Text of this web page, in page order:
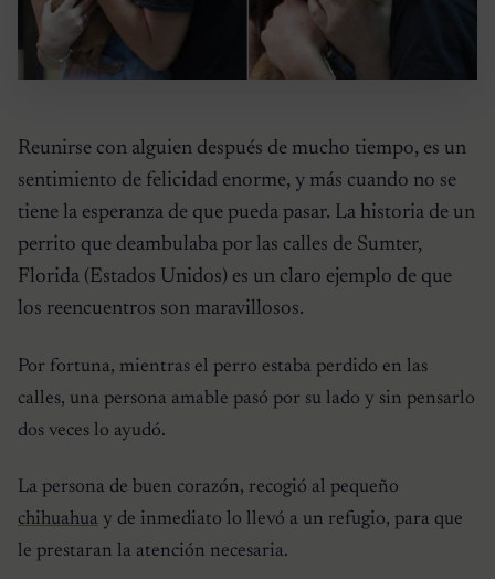
Reunirse con alguien después de mucho tiempo, es un
sentimiento de felicidad enorme, y más cuando no se
tiene la esperanza de que pueda pasar. La historia de un
perrito que deambulaba por las calles de Sumter,
Florida (Estados Unidos) es un claro ejemplo de que
los reencuentros son maravillosos.
Por fortuna, mientras el perro estaba perdido en las
calles, una persona amable pasó por su lado y sin pensarlo
dos veces lo ayudó.
La persona de buen corazón, recogió al pequeño
chihuahua y de inmediato lo llevó a un refugio, para que
le prestaran la atención necesaria.